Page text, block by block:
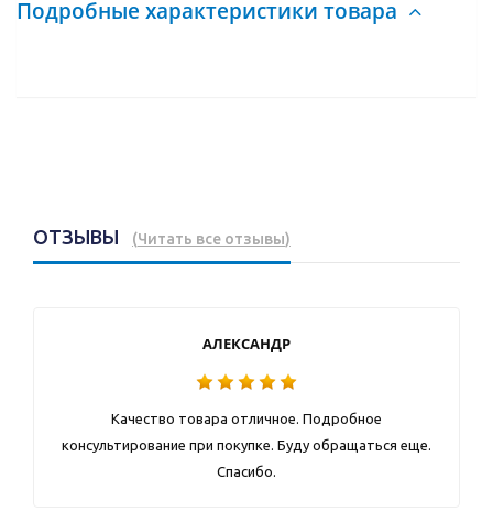
Подробные характеристики товара
ОТЗЫВЫ (Читать все отзывы)
АЛЕКСАНДР
Качество товара отличное. Подробное
консультирование при покупке. Буду обращаться еще.
Спасибо.